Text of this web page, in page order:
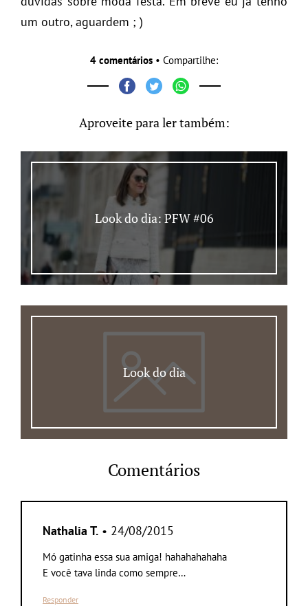
um outro, aguardem ; )
4 comentários • Compartilhe:
Aproveite para ler também:
Look do dia: PFW #06
Look do dia
Comentários
Nathalia T. • 24/08/2015
Mó gatinha essa sua amiga! hahahahahaha
E você tava linda como sempre…
Responder